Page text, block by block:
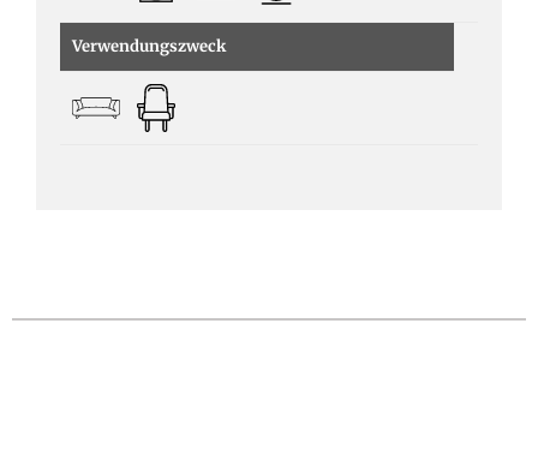
Verwendungszweck